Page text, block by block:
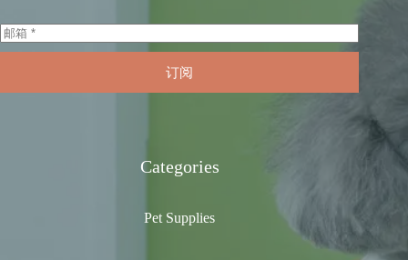
订阅
Categories
Pet Supplies